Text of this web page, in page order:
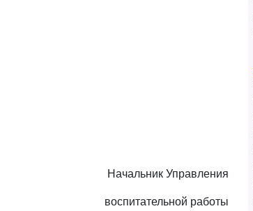
Начальник Управления
воспитательной работы